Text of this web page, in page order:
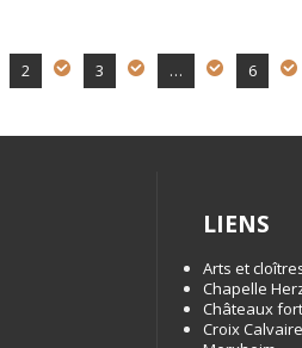
2 3 … 6
LIENS
Arts et
Chapelle
Châteaux
Croix